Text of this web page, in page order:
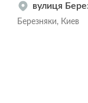
вулиця
Березняки, Киев